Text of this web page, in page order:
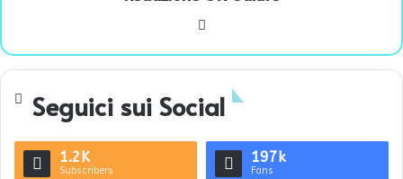
te
Seguici sui Social
1.2K
Subscribers
197k
Fans